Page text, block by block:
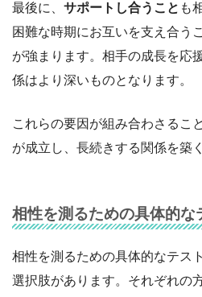
最後に、 サポートし合うこと も
困難な時期にお互いを支え合う
が強まります。相手の成長を応
係はより深いものとなります。
これらの要因が組み合わさるこ
が成立し、長続きする関係を築
相性を測るための具体的な
相性を測るための具体的なテス
選択肢があります。それぞれの